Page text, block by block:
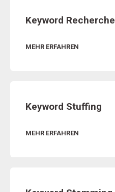
Keyword Recherche
MEHR ERFAHREN
Keyword Stuffing
MEHR ERFAHREN